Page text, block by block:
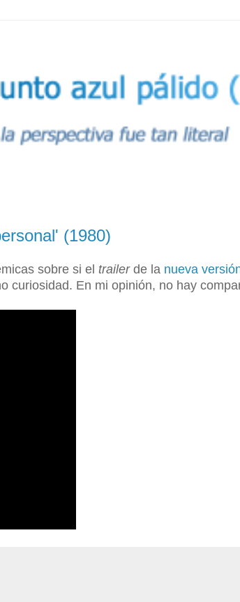
(1980)
sobre si el trailerde la nueva
curiosidad. En mi opinión, no hay